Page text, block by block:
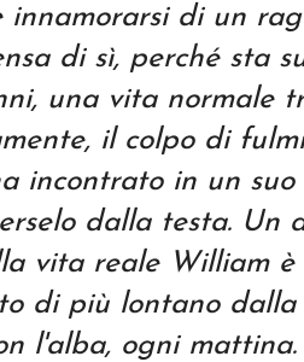
innamorarsi di un
di sì, perché sta
una vita normale
il colpo di
incontrato in un
dalla testa. Un
vita reale William
di più lontano
l'alba, ogni mattina.